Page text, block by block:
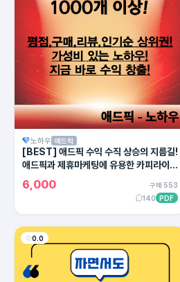
노하우 애드픽
[BEST] 애드픽 수익 수직 상승의 지름길!
애드픽과 제휴마케팅에 유용한 카피라이팅
의 모든 방법!
6,000
구매 553
140 PDF
0.0